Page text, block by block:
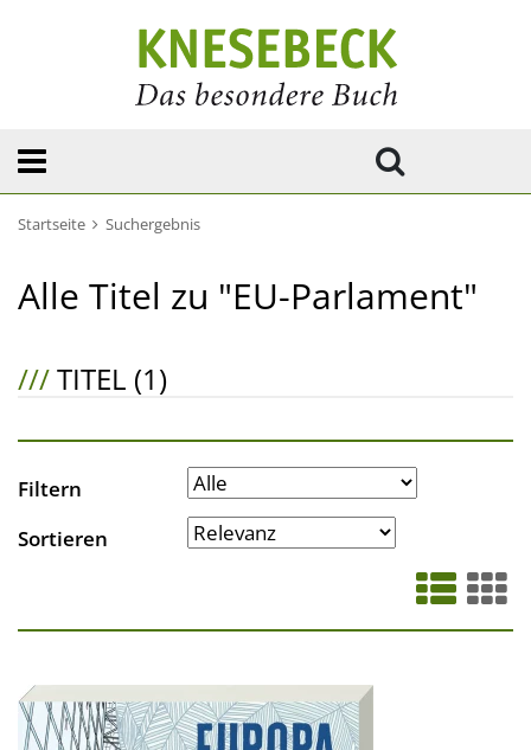
Startseite Suchergebnis
Alle Titel zu "EU-Parlament"
///TITEL (1)
Filtern
Sortieren